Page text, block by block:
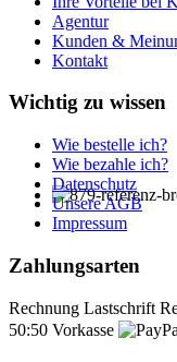
Agentur
Kunden &
Kontakt
Wichtig zu wissen
Wie bestelle ich?
Wie bezahle ich?
Datenschutz
Unsere AGB
Impressum
Zahlungsarten
Rechnung Lastschrift
50:50 Vorkasse